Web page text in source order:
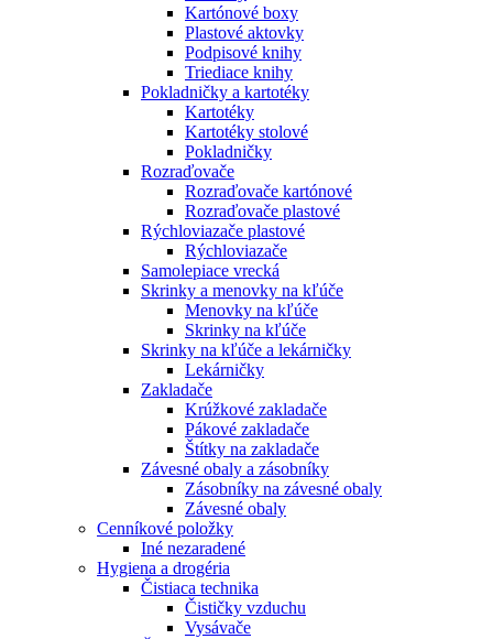
Kartónové boxy
Plastové aktovky
Podpisové knihy
Triediace knihy
Pokladničky a kartotéky
Kartotéky
Kartotéky stolové
Pokladničky
Rozraďovače
Rozraďovače kartónové
Rozraďovače plastové
Rýchloviazače plastové
Rýchloviazače
Samolepiace vrecká
Skrinky a menovky na kľúče
Menovky na kľúče
Skrinky na kľúče
Skrinky na kľúče a lekárničky
Lekárničky
Zakladače
Krúžkové zakladače
Pákové zakladače
Štítky na zakladače
Závesné obaly a zásobníky
Zásobníky na závesné obaly
Závesné obaly
Cenníkové položky
Iné nezaradené
Hygiena a drogéria
Čistiaca technika
Čističky vzduchu
Vysávače